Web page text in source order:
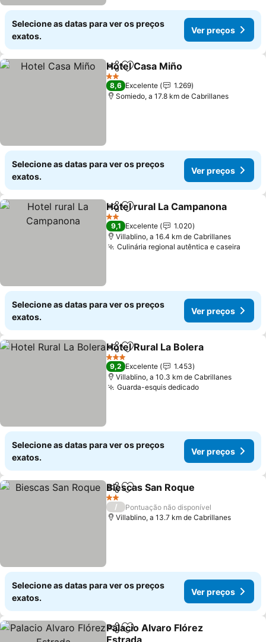
Selecione as datas para ver os preços
exatos.
Ver preços
PartilharAdicionar aos favoritos
Hotel Casa Miño
2 Estrelas
8,6 Excelente
1.269
Somiedo, a 17.8 km de Cabrillanes
Selecione as datas para ver os preços
exatos.
Ver preços
PartilharAdicionar aos favoritos
Hotel rural La Campanona
2 Estrelas
9,1 Excelente
1.020
Villablino, a 16.4 km de Cabrillanes
Culinária regional autêntica e caseira
Selecione as datas para ver os preços
exatos.
Ver preços
PartilharAdicionar aos favoritos
Hotel Rural La Bolera
3 Estrelas
9,2 Excelente
1.453
Villablino, a 10.3 km de Cabrillanes
Guarda-esquis dedicado
Selecione as datas para ver os preços
exatos.
Ver preços
PartilharAdicionar aos favoritos
Biescas San Roque
2 Estrelas
/
Pontuação não disponível
Villablino, a 13.7 km de Cabrillanes
Selecione as datas para ver os preços
exatos.
Ver preços
PartilharAdicionar aos favoritos
Palacio Alvaro Flórez
Estrada